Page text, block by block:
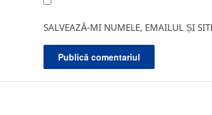
SALVEAZĂ-MI NUMELE, EMAILUL ȘI